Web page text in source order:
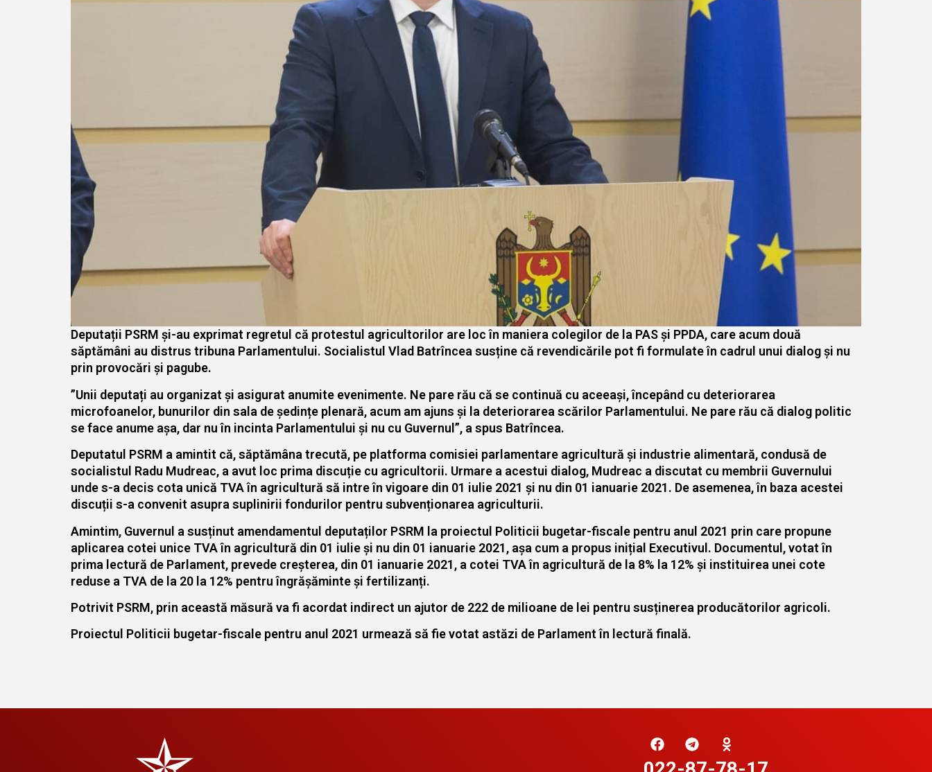
Deputații PSRM și-au exprimat regretul că protestul agricultorilor are loc în maniera colegilor de la PAS și PPDA, care acum două
săptămâni au distrus tribuna Parlamentului. Socialistul Vlad Batrîncea susține că revendicările pot fi formulate în cadrul unui dialog și nu
prin provocări și pagube.
”Unii deputați au organizat și asigurat anumite evenimente. Ne pare rău că se continuă cu aceeași, începând cu deteriorarea
microfoanelor, bunurilor din sala de ședințe plenară, acum am ajuns și la deteriorarea scărilor Parlamentului. Ne pare rău că dialog politic
se face anume așa, dar nu în incinta Parlamentului și nu cu Guvernul”, a spus Batrîncea.
Deputatul PSRM a amintit că, săptămâna trecută, pe platforma comisiei parlamentare agricultură și industrie alimentară, condusă de
socialistul Radu Mudreac, a avut loc prima discuție cu agricultorii. Urmare a acestui dialog, Mudreac a discutat cu membrii Guvernului
unde s-a decis cota unică TVA în agricultură să intre în vigoare din 01 iulie 2021 și nu din 01 ianuarie 2021. De asemenea, în baza acestei
discuții s-a convenit asupra suplinirii fondurilor pentru subvenționarea agriculturii.
Amintim, Guvernul a susținut amendamentul deputaților PSRM la proiectul Politicii bugetar-fiscale pentru anul 2021 prin care propune
aplicarea cotei unice TVA în agricultură din 01 iulie și nu din 01 ianuarie 2021, așa cum a propus inițial Executivul. Documentul, votat în
prima lectură de Parlament, prevede creșterea, din 01 ianuarie 2021, a cotei TVA în agricultură de la 8% la 12% și instituirea unei cote
reduse a TVA de la 20 la 12% pentru îngrășăminte și fertilizanți.
Potrivit PSRM, prin această măsură va fi acordat indirect un ajutor de 222 de milioane de lei pentru susținerea producătorilor agricoli.
Proiectul Politicii bugetar-fiscale pentru anul 2021 urmează să fie votat astăzi de Parlament în lectură finală.